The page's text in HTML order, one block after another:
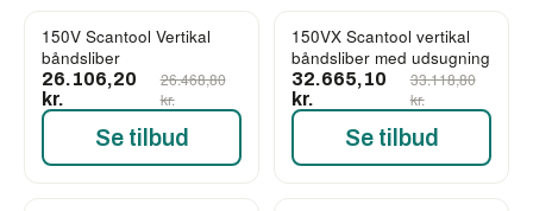
-1%
150V Scantool Vertikal
båndsliber
26.106,20
kr.
26.468,80
kr.
Se tilbud
-1%
150VX Scantool vertikal
båndsliber med udsugning
32.665,10
kr.
33.118,80
kr.
Se tilbud